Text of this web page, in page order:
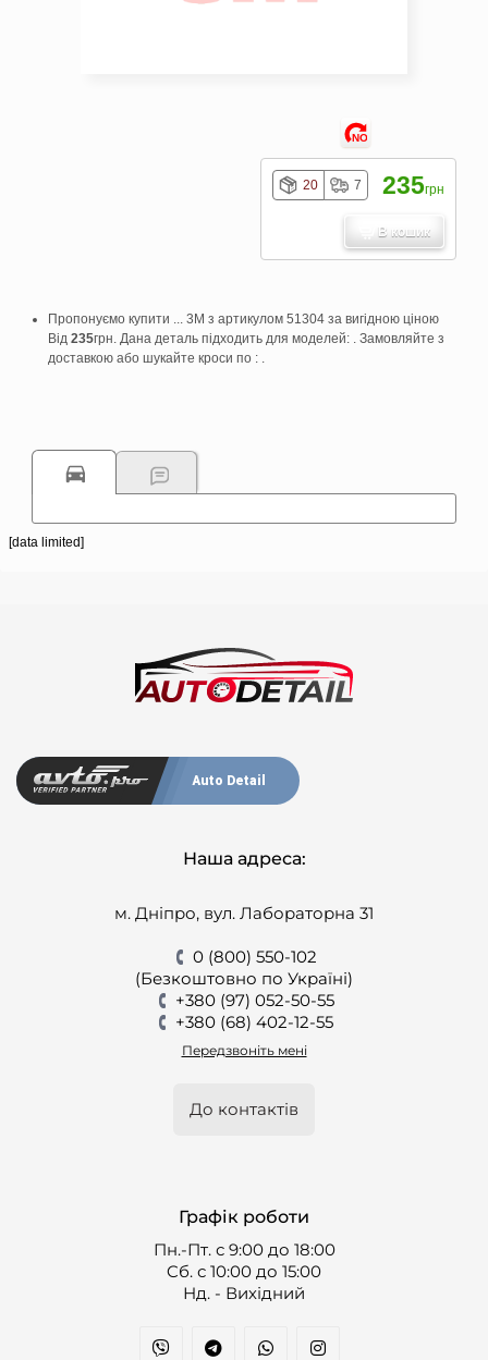
Пропонуємо купити ... 3M з артикулом 51304 за вигідною ціною
Від 235грн. Дана деталь підходить для моделей: . Замовляйте з
доставкою або шукайте кроси по : .
NO
20 7 235грн
В кошик
[data limited]
Auto Detail
Наша адреса:
м. Дніпро, вул. Лабораторна 31
0 (800) 550-102
(Безкоштовно по Україні)
+380 (97) 052-50-55
+380 (68) 402-12-55
Передзвоніть мені
До контактів
Графік роботи
Пн.-Пт. с 9:00 до 18:00
Cб. с 10:00 до 15:00
Нд. - Вихідний